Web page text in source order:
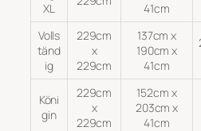
XL
41cm
Volls
tänd
ig
229cm
x
229cm
137cm x
190cm x
41cm
Köni
gin
229cm
x
229cm
152cm x
203cm x
41cm